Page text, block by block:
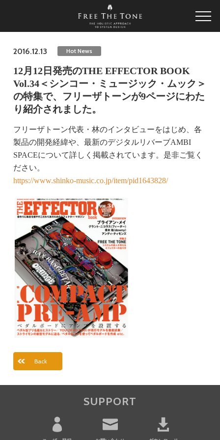
2016.12.13 Hot News
12月12日発売のTHE EFFECTOR BOOK
Vol.34＜シンコー・ミュージック・ムック＞
の特集で、フリーザトーンが9ページにわた
り紹介されました。
フリーザトーン代表・林のインタビューをはじめ、各
製品の開発経緯や、最新のデジタルリバーブAMBI
SPACEについて詳しく掲載されています。是非ご覧く
ださい。
https://www.shinko-music.co.jp/item/pid1643828/
Back
SUPPORT